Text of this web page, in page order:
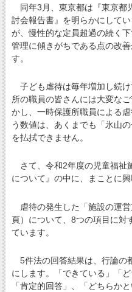
同年3月、東京都は『東京都
討会報告書』を明らかにして
が、慢性的な定員超過の続く
管理に傾きがちである点の改
す。
子ども虐待は毎年増加し続
所の職員の皆さんには大変な
かし、一時保護所職員による
う数値は、あくまでも「氷山
を払拭できません。
さて、令和2年度の児童福祉
について』の中に、まことに
虐待の発生した「施設の運
頁）について、8つの項目に対
ています。
5件法の回答結果は、行論の
にします。「できている」「
「肯定的回答」、「どちらか